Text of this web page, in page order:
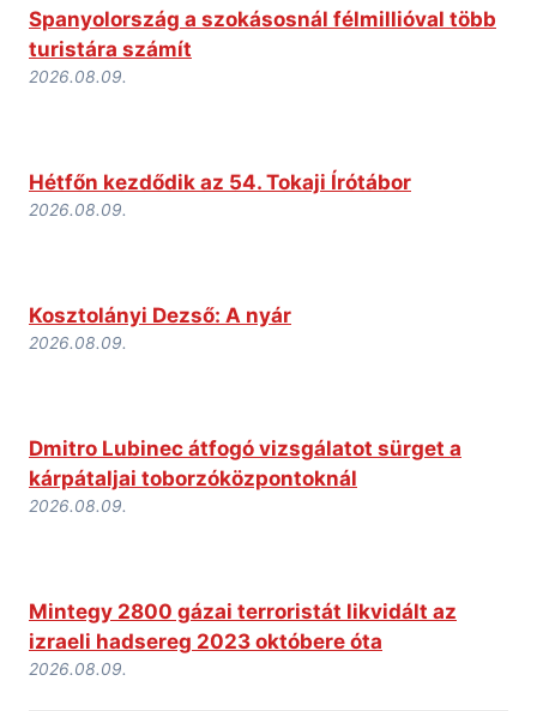
Spanyolország a szokásosnál félmillióval több
turistára számít
2026.08.09.
Hétfőn kezdődik az 54. Tokaji Írótábor
2026.08.09.
Kosztolányi Dezső: A nyár
2026.08.09.
Dmitro Lubinec átfogó vizsgálatot sürget a
kárpátaljai toborzóközpontoknál
2026.08.09.
Mintegy 2800 gázai terroristát likvidált az
izraeli hadsereg 2023 októbere óta
2026.08.09.